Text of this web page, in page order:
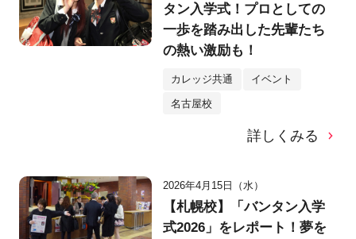
タン入学式！プロとしての
一歩を踏み出した先輩たち
の熱い激励も！
カレッジ共通 イベント
名古屋校
詳しくみる
2026年4月15日（水）
【札幌校】「バンタン入学
式2026」をレポート！夢を